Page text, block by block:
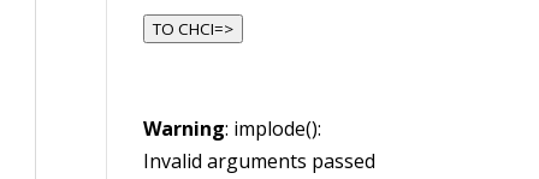
TO CHCI=>
Warning: implode():
Invalid arguments passed